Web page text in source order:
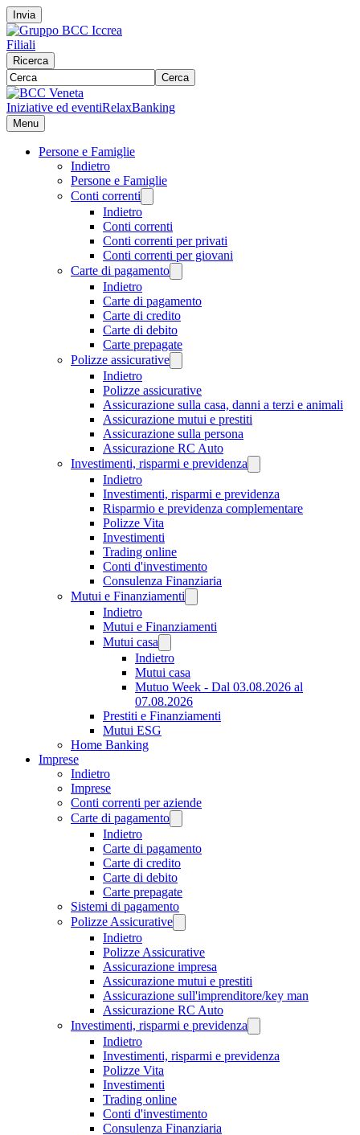
Invia
Filiali
Ricerca
Cerca
Iniziative ed eventiRelaxBanking
Menu
Persone e Famiglie
Indietro
Persone e Famiglie
Conti correnti
Indietro
Conti correnti
Conti correnti per privati
Conti correnti per giovani
Carte di pagamento
Indietro
Carte di pagamento
Carte di credito
Carte di debito
Carte prepagate
Polizze assicurative
Indietro
Polizze assicurative
Assicurazione sulla casa, danni a terzi e animali
Assicurazione mutui e prestiti
Assicurazione sulla persona
Assicurazione RC Auto
Investimenti, risparmi e previdenza
Indietro
Investimenti, risparmi e previdenza
Risparmio e previdenza complementare
Polizze Vita
Investimenti
Trading online
Conti d'investimento
Consulenza Finanziaria
Mutui e Finanziamenti
Indietro
Mutui e Finanziamenti
Mutui casa
Indietro
Mutui casa
Mutuo Week - Dal 03.08.2026 al
07.08.2026
Prestiti e Finanziamenti
Mutui ESG
Home Banking
Imprese
Indietro
Imprese
Conti correnti per aziende
Carte di pagamento
Indietro
Carte di pagamento
Carte di credito
Carte di debito
Carte prepagate
Sistemi di pagamento
Polizze Assicurative
Indietro
Polizze Assicurative
Assicurazione impresa
Assicurazione mutui e prestiti
Assicurazione sull'imprenditore/key man
Assicurazione RC Auto
Investimenti, risparmi e previdenza
Indietro
Investimenti, risparmi e previdenza
Polizze Vita
Investimenti
Trading online
Conti d'investimento
Consulenza Finanziaria